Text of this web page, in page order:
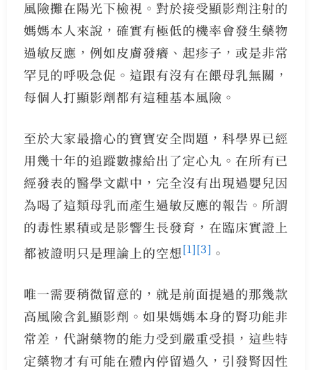
風險攤在陽光下檢視。對於接受顯影劑注射的
媽媽本人來說，確實有極低的機率會發生藥物
過敏反應，例如皮膚發癢、起疹子，或是非常
罕見的呼吸急促。這跟有沒有在餵母乳無關，
每個人打顯影劑都有這種基本風險。
至於大家最擔心的寶寶安全問題，科學界已經
用幾十年的追蹤數據給出了定心丸。在所有已
經發表的醫學文獻中，完全沒有出現過嬰兒因
為喝了這類母乳而產生過敏反應的報告。所謂
的毒性累積或是影響生長發育，在臨床實證上
都被證明只是理論上的空想[1][3] 。
唯一需要稍微留意的，就是前面提過的那幾款
高風險含釓顯影劑。如果媽媽本身的腎功能非
常差，代謝藥物的能力受到嚴重受損，這些特
定藥物才有可能在體內停留過久，引發腎因性